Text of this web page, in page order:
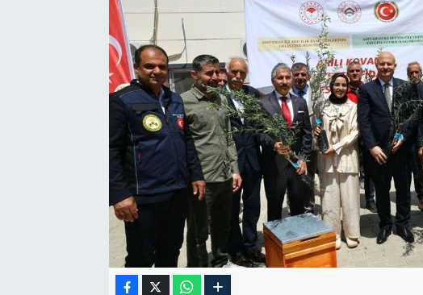
Kültür Sanat
BİLİM VE TEKNOLOJİ
Şambayat Haber